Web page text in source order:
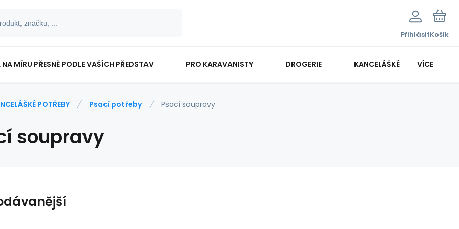
PřihlásitKošík
MÍRU PŘESNĚ PODLE VAŠÍCH PŘEDSTAV PRO KARAVANISTY DROGERIE KANCELÁŠKÉ POTŘEBY
TISKOPISY PRO ŠKOLÁKY
VÍCE
POTŘEBY Psací potřeby Psací soupravy
soupravy